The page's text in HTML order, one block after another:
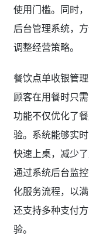
使用门槛。同时
后台管理系统，
调整经营策略。
餐饮点单收银管
顾客在用餐时只
功能不仅优化了
验。系统能够实
快速上桌，减少
通过系统后台监
化服务流程，以
还支持多种支付
验。